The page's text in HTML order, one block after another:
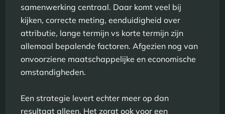
samenwerking centraal. Daar komt veel bij
kijken, correcte meting, eenduidigheid over
attributie, lange termijn vs korte termijn zijn
allemaal bepalende factoren. Afgezien nog van
onvoorziene maatschappelijke en economische
omstandigheden.
Een strategie levert echter meer op dan
resultaat alleen. Het zorgt ook voor een